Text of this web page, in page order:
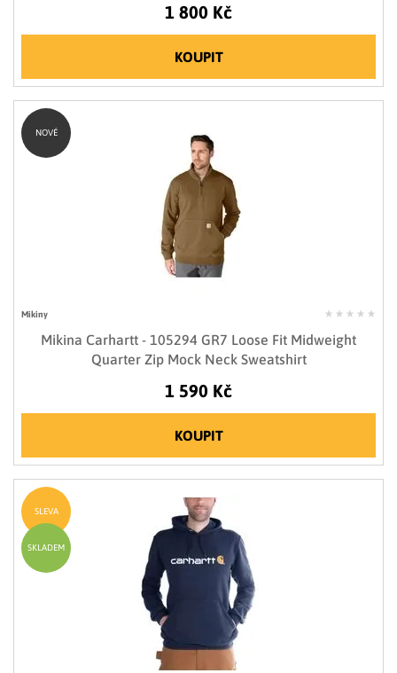
1 800 Kč
KOUPIT
Mikiny
Mikina Carhartt - 105294 GR7 Loose Fit Midweight
Quarter Zip Mock Neck Sweatshirt
1 590 Kč
KOUPIT
NOVÉ
SLEVA
SKLADEM